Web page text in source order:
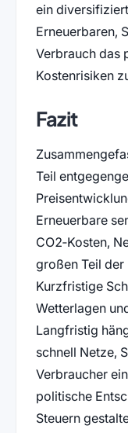
ein
Erneuerbaren,
Verbrauch das
Kostenrisiken
Fazit
Teil
Erneuerbare
CO2‑Kosten,
großen Teil der
Kurzfristige
Wetterlagen
Langfristig
schnell Netze,
Verbraucher
politische
Steuern